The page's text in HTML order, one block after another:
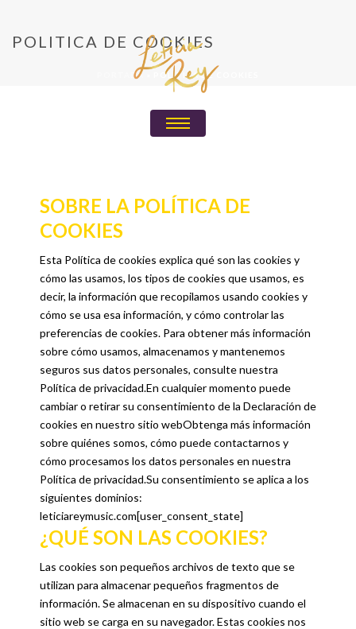
POLITICA DE COOKIES
PORTADA POLITICA DE COOKIES
SOBRE LA POLÍTICA DE
COOKIES
Esta Política de cookies explica qué son las cookies y
cómo las usamos, los tipos de cookies que usamos, es
decir, la información que recopilamos usando cookies y
cómo se usa esa información, y cómo controlar las
preferencias de cookies. Para obtener más información
sobre cómo usamos, almacenamos y mantenemos
seguros sus datos personales, consulte nuestra
Política de privacidad.En cualquier momento puede
cambiar o retirar su consentimiento de la Declaración de
cookies en nuestro sitio webObtenga más información
sobre quiénes somos, cómo puede contactarnos y
cómo procesamos los datos personales en nuestra
Política de privacidad.Su consentimiento se aplica a los
siguientes dominios:
leticiareymusic.com[user_consent_state]
¿QUÉ SON LAS COOKIES?
Las cookies son pequeños archivos de texto que se
utilizan para almacenar pequeños fragmentos de
información. Se almacenan en su dispositivo cuando el
sitio web se carga en su navegador. Estas cookies nos